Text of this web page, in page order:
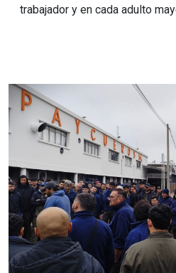
trabajador y en cada adulto
Imagen